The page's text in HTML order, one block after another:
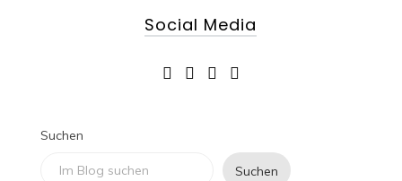
Social Media
Suchen
Suchen